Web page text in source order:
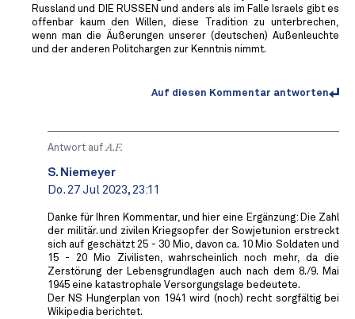
Russland und DIE RUSSEN und anders als im Falle Israels gibt es
offenbar kaum den Willen, diese Tradition zu unterbrechen,
wenn man die Äußerungen unserer (deutschen) Außenleuchte
und der anderen Politchargen zur Kenntnis nimmt.
Auf diesen Kommentar antworten
Antwort aufA.F.
S. Niemeyer
Do. 27 Jul 2023, 23:11
Danke für Ihren Kommentar, und hier eine Ergänzung: Die Zahl
der militär. und zivilen Kriegsopfer der Sowjetunion erstreckt
sich auf geschätzt 25 - 30 Mio, davon ca. 10 Mio Soldaten und
15 - 20 Mio Zivilisten, wahrscheinlich noch mehr, da die
Zerstörung der Lebensgrundlagen auch nach dem 8./9. Mai
1945 eine katastrophale Versorgungslage bedeutete.
Der NS Hungerplan von 1941 wird (noch) recht sorgfältig bei
Wikipedia berichtet.